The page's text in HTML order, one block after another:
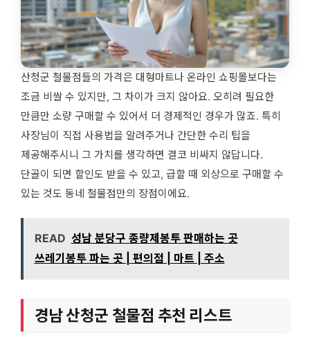
산청군 철물점들의 가격은 대형마트나 온라인 쇼핑몰보다는
조금 비쌀 수 있지만, 그 차이가 크지 않아요. 오히려 필요한
만큼만 소량 구매할 수 있어서 더 경제적인 경우가 많죠. 특히
사장님이 직접 사용법을 알려주거나 간단한 수리 팁을
제공해주시니 그 가치를 생각하면 결코 비싸지 않답니다.
단골이 되면 할인도 받을 수 있고, 급할 때 외상으로 구매할 수
있는 것도 동네 철물점만의 장점이에요.
READ 성남 분당구 종량제봉투 판매하는 곳
쓰레기봉투 파는 곳 | 편의점 | 마트 | 주소
경남 산청군 철물점 추천 리스트